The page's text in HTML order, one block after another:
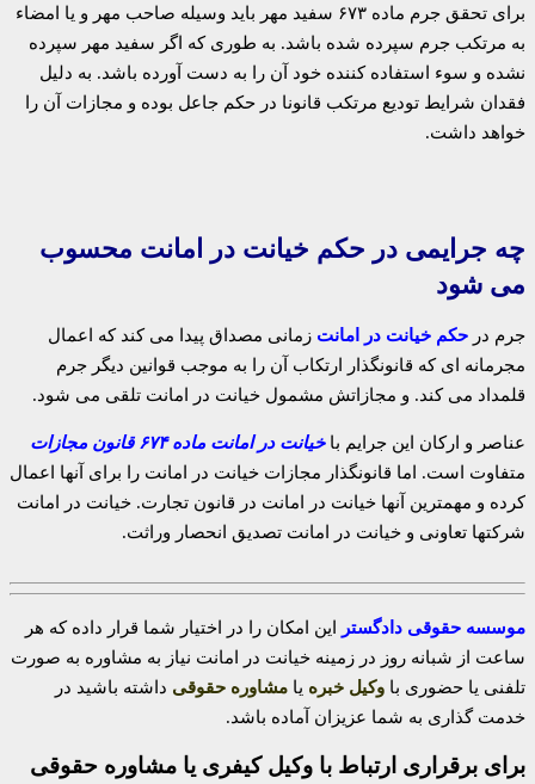
برای تحقق جرم ماده ۶۷۳ سفید مهر باید وسیله صاحب مهر و یا امضاء
به مرتکب جرم سپرده شده باشد. به طوری که اگر سفید مهر سپرده
نشده و سوء استفاده کننده خود آن را به دست آورده باشد. به دلیل
فقدان شرایط تودیع مرتکب قانونا در حکم جاعل بوده و مجازات آن را
خواهد داشت.
چه جرایمی در حکم خیانت در امانت محسوب
می شود
جرم در حکم خیانت در امانت زمانی مصداق پیدا می کند که اعمال
مجرمانه ای که قانونگذار ارتکاب آن را به موجب قوانین دیگر جرم
قلمداد می کند. و مجازاتش مشمول خیانت در امانت تلقی می شود.
عناصر و ارکان این جرایم با خیانت در امانت ماده ۶۷۴ قانون مجازات
متفاوت است. اما قانونگذار مجازات خیانت در امانت را برای آنها اعمال
کرده و مهمترین آنها خیانت در امانت در قانون تجارت. خیانت در امانت
شرکتها تعاونی و خیانت در امانت تصدیق انحصار وراثت.
موسسه حقوقی دادگستر
این امکان را در اختیار شما قرار داده که هر
ساعت از شبانه روز در زمینه خیانت در امانت نیاز به مشاوره به صورت
تلفنی یا حضوری با وکیل خبره یا مشاوره حقوقی داشته باشید در
خدمت گذاری به شما عزیزان آماده باشد.
برای برقراری ارتباط با وکیل کیفری یا مشاوره حقوقی